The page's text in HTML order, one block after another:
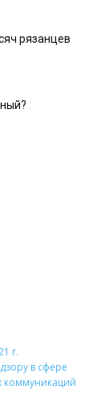
рязанцев
г.
в сфере
коммуникаций